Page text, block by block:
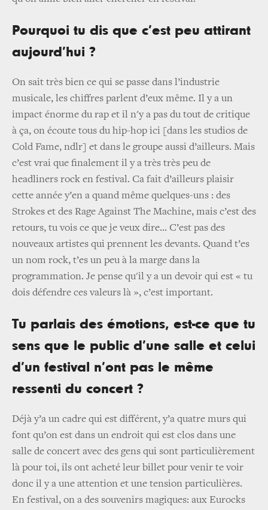
Pourquoi tu dis que c’est peu attirant
aujourd’hui ?
On sait très bien ce qui se passe dans l’industrie
musicale, les chiffres parlent d’eux même. Il y a un
impact énorme du rap et il n'y a pas du tout de critique
à ça, on écoute tous du hip-hop ici [dans les studios de
Cold Fame, ndlr] et dans le groupe aussi d’ailleurs. Mais
c’est vrai que finalement il y a très très peu de
headliners rock en festival. Ca fait d’ailleurs plaisir
cette année y’en a quand même quelques-uns : des
Strokes et des Rage Against The Machine, mais c’est des
retours, tu vois ce que je veux dire... C’est pas des
nouveaux artistes qui prennent les devants. Quand t’es
un nom rock, t’es un peu à la marge dans la
programmation. Je pense qu'il y a un devoir qui est « tu
dois défendre ces valeurs là », c’est important.
Tu parlais des émotions, est-ce que tu
sens que le public d’une salle et celui
d’un festival n’ont pas le même
ressenti du concert ?
Déjà y’a un cadre qui est différent, y’a quatre murs qui
font qu’on est dans un endroit qui est clos dans une
salle de concert avec des gens qui sont particulièrement
là pour toi, ils ont acheté leur billet pour venir te voir
donc il y a une attention et une tension particulières.
En festival, on a des souvenirs magiques: aux Eurocks